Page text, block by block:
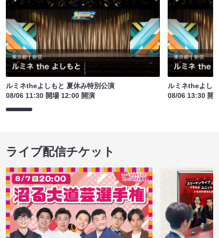
ルミネtheよしもと 夏休み特別公演
08/06 11:30 開場 12:00 開演
ルミネtheよし
08/06 13:30 開
ライブ配信チケット